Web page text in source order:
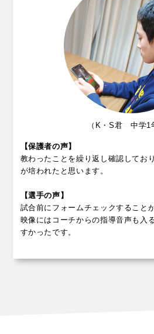
（K・S君 中学1
【保護者の声】
教わったことを繰り返し確認してお
が培われたと思います。
【選手の声】
試合前にフォームチェックすること
映像にはコーチからの指導音声も入
すかったです。